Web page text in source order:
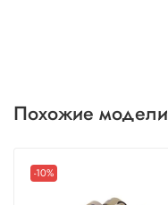
Похожие модели
-10%